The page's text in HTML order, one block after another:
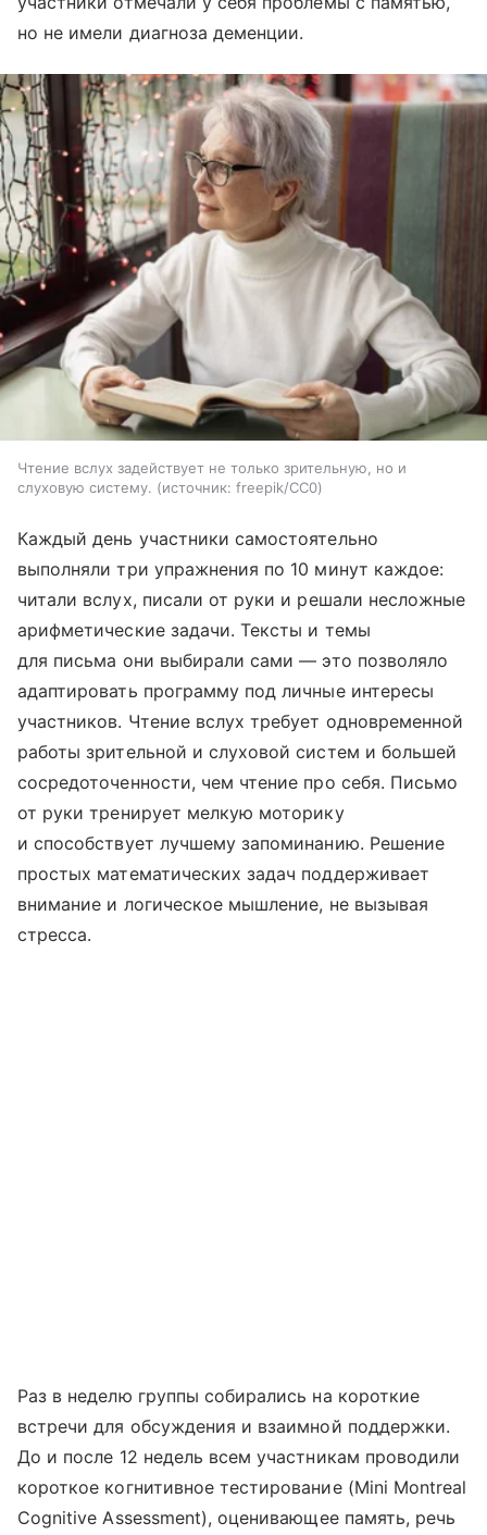
но не имели диагноза деменции.
Чтение вслух задействует не только зрительную, но и
слуховую систему.
источник: freepik/CC0
Каждый день участники самостоятельно
выполняли три упражнения по 10 минут каждое:
читали вслух, писали от руки и решали несложные
арифметические задачи. Тексты и темы
для письма они выбирали сами — это позволяло
адаптировать программу под личные интересы
участников. Чтение вслух требует одновременной
работы зрительной и слуховой систем и большей
сосредоточенности, чем чтение про себя. Письмо
от руки тренирует мелкую моторику
и способствует лучшему запоминанию. Решение
простых математических задач поддерживает
внимание и логическое мышление, не вызывая
стресса.
Раз в неделю группы собирались на короткие
встречи для обсуждения и взаимной поддержки.
До и после 12 недель всем участникам проводили
короткое когнитивное тестирование (Mini Montreal
Cognitive Assessment), оценивающее память, речь